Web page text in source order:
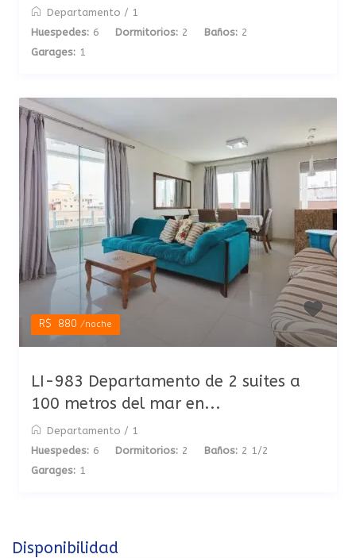
Departamento / 1
Huespedes: 6 Dormitorios: 2 Baños: 2
Garages: 1
R$ 880/noche
LI-983 Departamento de 2 suites a
100 metros del mar en...
Departamento / 1
Huespedes: 6 Dormitorios: 2 Baños: 2 1/2
Garages: 1
Disponibilidad